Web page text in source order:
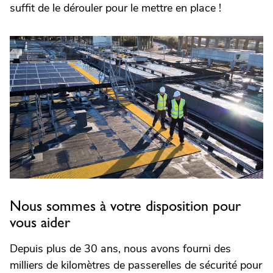
suffit de le dérouler pour le mettre en place !
Nous sommes à votre disposition pour
vous aider
Depuis plus de 30 ans, nous avons fourni des
milliers de kilomètres de passerelles de sécurité pour